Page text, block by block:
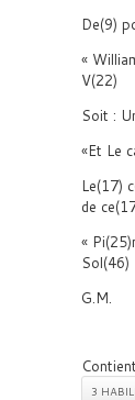
De(9)
«
V(22)
Soit :
«Et Le
Le(17)
de
«
Sol(46)
G.M.
3